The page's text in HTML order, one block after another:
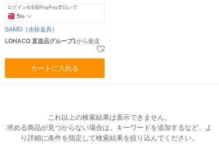
ログイン&全額PayPay支払いで
5%
SANEI（水栓金具）
LOHACO 直送品グループ1から発送
カートに入れる
これ以上の検索結果は表示できません。
求める商品が見つからない場合は、キーワードを追加するなど、よ
り詳細に条件を指定して検索結果を絞り込んでください。